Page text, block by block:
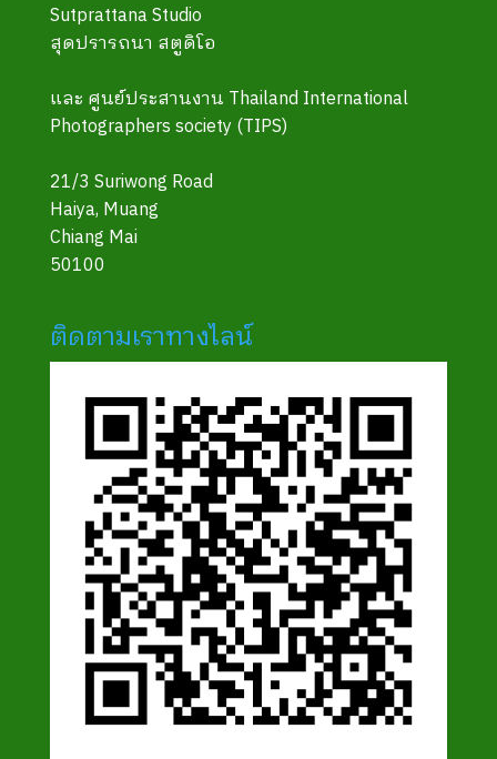
Sutprattana Studio
สุดปรารถนา สตูดิโอ
และ ศูนย์ประสานงาน Thailand International
Photographers society (TIPS)
21/3 Suriwong Road
Haiya, Muang
Chiang Mai
50100
ติดตามเราทางไลน์